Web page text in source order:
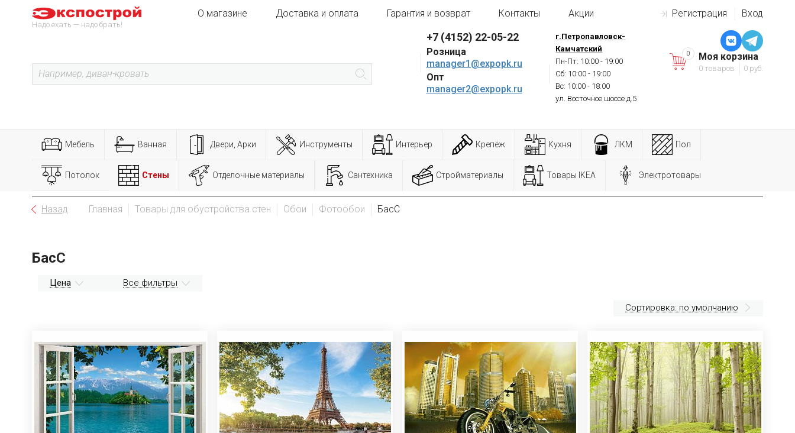
Надо ехать — надо брать!
Регистрация Вход
О магазине Доставка и оплата Гарантия и возврат Контакты Акции
+7 (4152) 22-05-22
Розница
manager1@expopk.ru
Опт
manager2@expopk.ru
г.Петропавловск-
Камчатский
Пн-Пт: 10:00 - 19:00
Сб: 10:00 - 19:00
Вс: 10:00 - 18:00
ул. Восточное шоссе д.5
Моя корзина
0 товаров 0 руб.
0
Мебель Ванная Двери, Арки Инструменты Интерьер Крепёж Кухня ЛКМ Пол
Потолок Стены Отделочные материалы Сантехника Стройматериалы Товары IKEA Электротовары
Назад Главная Товары для обустройства стен Обои Фотообои БасС
БасС
Цена Все фильтры
Сортировка: по умолчанию